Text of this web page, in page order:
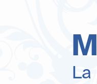
recherche